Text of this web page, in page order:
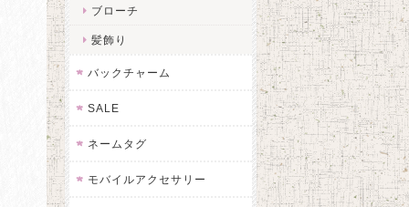
ブローチ
髪飾り
バックチャーム
SALE
ネームタグ
モバイルアクセサリー